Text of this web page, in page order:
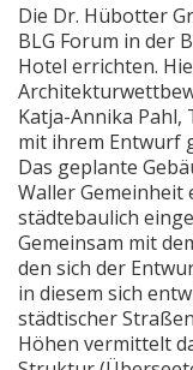
Die Dr. Hübotter
BLG Forum in der
Hotel errichten.
Katja-Annika Pahl,
mit ihrem Entwurf
Das geplante
Waller
städtebaulich
Gemeinsam mit
den sich der
in diesem sich
städtischer
Höhen vermittelt